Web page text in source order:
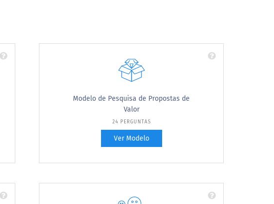
Modelo de Pesquisa de Propostas de
Valor
24 PERGUNTAS
Ver Modelo
Customer. Este questionário de exemplo mede